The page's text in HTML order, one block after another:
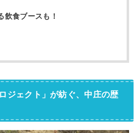
飲食ブースも！
ジェクト」が紡ぐ、中庄の歴